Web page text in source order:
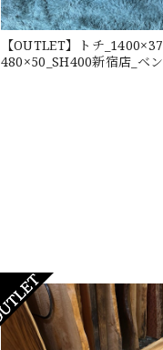
【OUTLET】トチ
480×50_SH400新宿店_ベ